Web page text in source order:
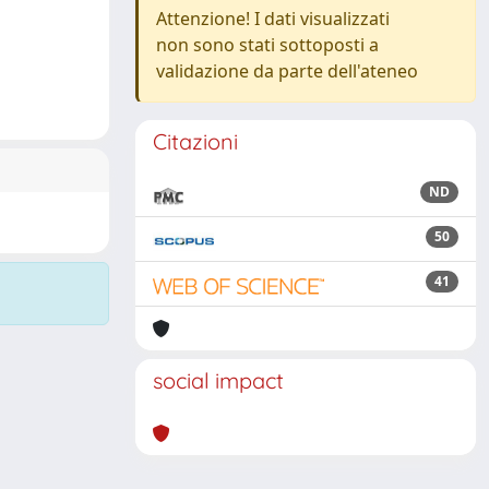
Attenzione! I dati visualizzati
non sono stati sottoposti a
validazione da parte dell'ateneo
Citazioni
ND
50
41
social impact